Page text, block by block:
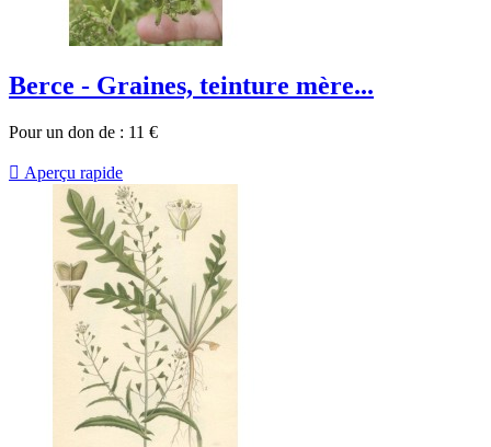
Berce - Graines, teinture mère...
Pour un don de : 11 €
 Aperçu rapide